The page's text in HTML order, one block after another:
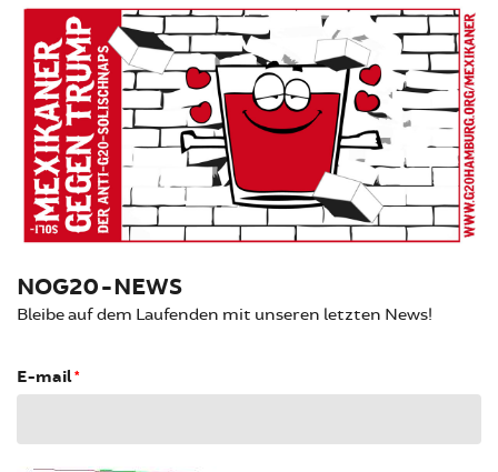
NOG20-NEWS
Bleibe auf dem Laufenden mit unseren letzten News!
E-mail*